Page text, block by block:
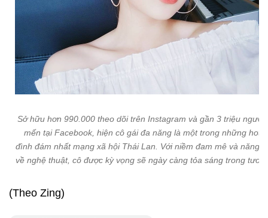
Sở hữu hơn 990.000 theo dõi trên Instagram và gần 3 triệu người
mến tại Facebook, hiện cô gái đa năng là một trong những hot
đình đám nhất mạng xã hội Thái Lan. Với niềm đam mê và năng
về nghệ thuật, cô được kỳ vọng sẽ ngày càng tỏa sáng trong
(Theo Zing)